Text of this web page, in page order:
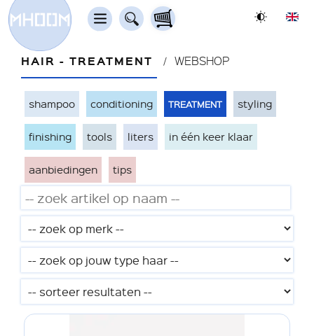
HAIR - TREATMENT WEBSHOP
shampoo conditioning treatment styling
finishing tools liters in één keer klaar
aanbiedingen tips